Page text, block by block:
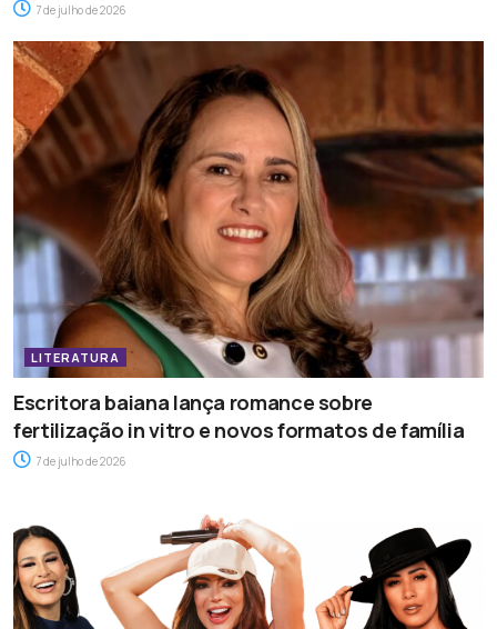
7 de julho de 2026
LITERATURA
Escritora baiana lança romance sobre
fertilização in vitro e novos formatos de família
7 de julho de 2026